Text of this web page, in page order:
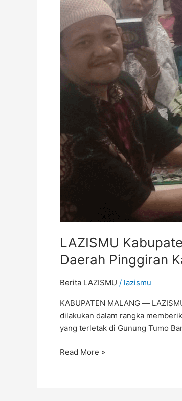
LAZISMU
Daerah Pinggiran
Berita LAZISMU / lazismu
KABUPATEN MALANG ―
dilakukan dalam rangka
yang terletak di Gunung Tumo
Pinggiran
Kabupaten Malang
Read More »